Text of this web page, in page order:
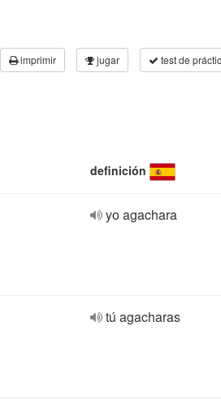
imprimir jugar test de
definición
yo agachara
tú agacharas